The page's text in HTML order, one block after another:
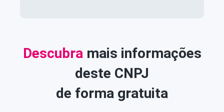
Descubra mais informações
deste CNPJ
de forma gratuita